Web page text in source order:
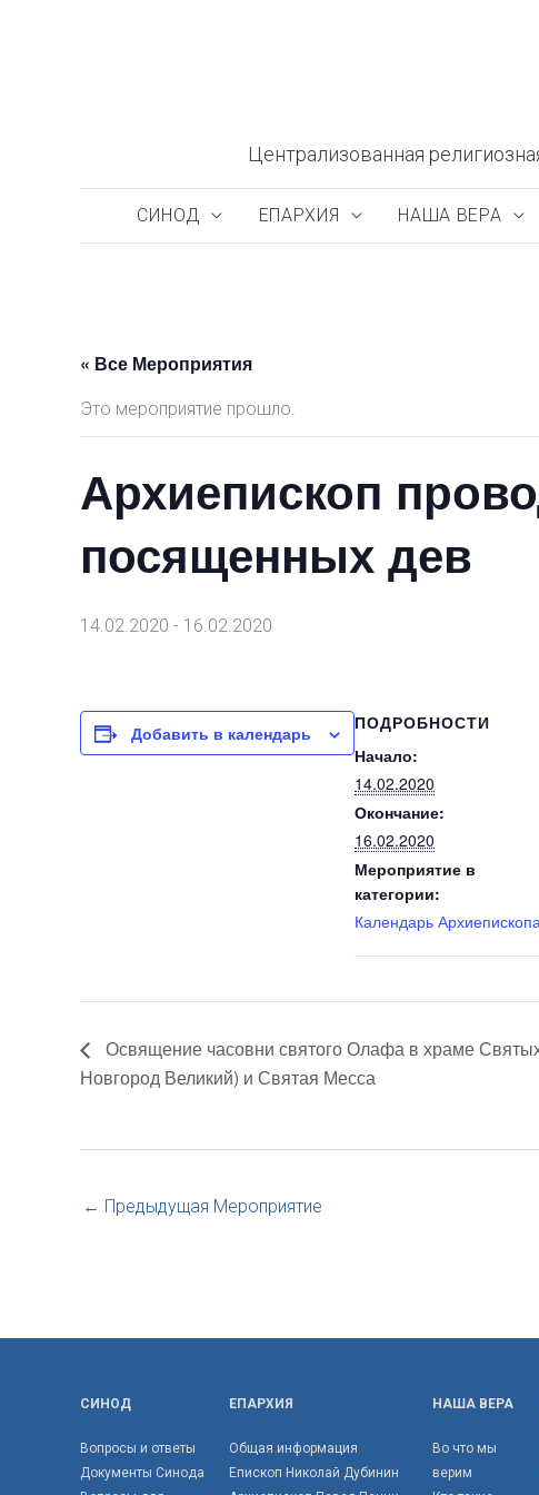
Централизованная
СИНОД ЕПАРХИЯ НАША ВЕРА
« Все Мероприятия
Это мероприятие прошло.
Архиепископ
посященных дев
14.02.2020 - 16.02.2020
Добавить в календарь
ПОДРОБНОСТИ
Начало:
14.02.2020
Окончание:
16.02.2020
Мероприятие в
категории:
Календарь
Освящение часовни святого Олафа в храме
Новгород Великий) и Святая Месса
← Предыдущая Мероприятие
СИНОД
Вопросы и ответы
Документы Синода
ЕПАРХИЯ
Общая информация
Епископ Николай Дубинин
НАША ВЕРА
Во что мы
верим